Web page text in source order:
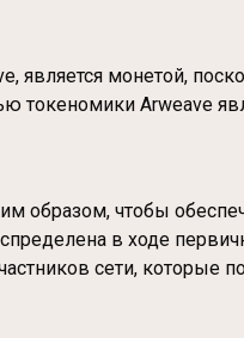
является монетой,
токеномики Arweave
образом, чтобы
в ходе
сети, которые